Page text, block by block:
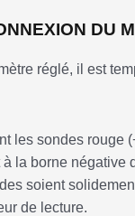
DU
réglé, il est
les sondes rouge
la borne négative
soient
de lecture.